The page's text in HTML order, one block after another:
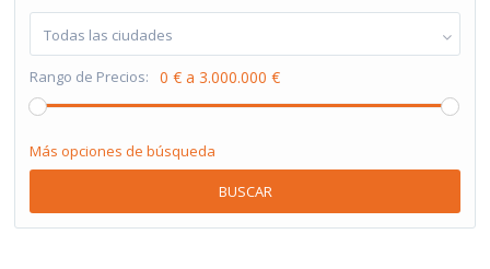
Todas las ciudades
Rango de Precios: 0 € a 3.000.000 €
Más opciones de búsqueda
BUSCAR